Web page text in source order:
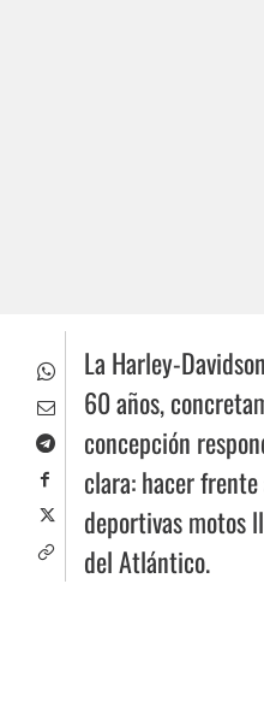
La Harley-
60 años,
concepción
clara: hacer
deportivas motos
del Atlántico.